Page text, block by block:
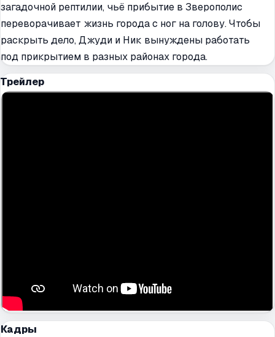
загадочной рептилии, чьё прибытие в Зверополис
переворачивает жизнь города с ног на голову. Чтобы
раскрыть дело, Джуди и Ник вынуждены работать
под прикрытием в разных районах города.
Трейлер
Кадры